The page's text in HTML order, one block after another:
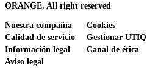
ORANGE. All right reserved
Nuestra compañía
Calidad de servicio
Información legal
Aviso legal
Cookies
Gestionar UTIQ
Canal de ética